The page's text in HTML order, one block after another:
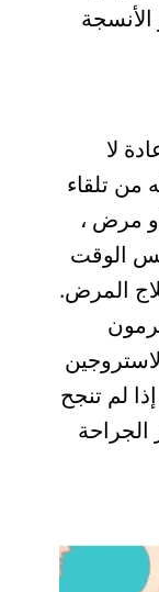
لا
من تلقاء
مرض ،
الوقت
المرض.
لم تنجح
الجراحة